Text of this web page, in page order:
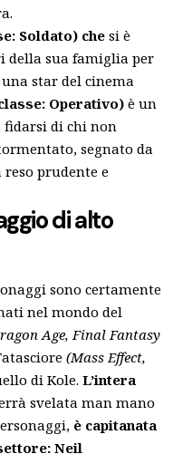
Soldato) chesi è
sua famiglia per
star del cinema
Operativo) è un
di chi non
segnato da
prudente e
di alto
sono certamente
nel mondo del
Age, Final Fantasy
(Mass Effect,
di Kole. L’intera
svelata man mano
è capitanata
Neil